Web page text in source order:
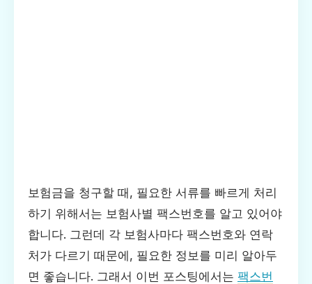
보험금을 청구할 때, 필요한 서류를 빠르게 처리
하기 위해서는 보험사별 팩스번호를 알고 있어야
합니다. 그런데 각 보험사마다 팩스번호와 연락
처가 다르기 때문에, 필요한 정보를 미리 알아두
면 좋습니다. 그래서 이번 포스팅에서는 팩스번